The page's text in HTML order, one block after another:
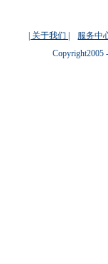
| 关于我们 |
服务中
Copyright2005